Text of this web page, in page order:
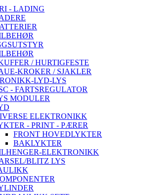
- LADING
/ HURTIGFESTE
KROKER / SJAKLER
LYD-LYS
- FARTSREGULATOR
MODULER
ELEKTRONIKK
- PRINT - PÆRER
FRONT HOVEDLYKTER
BAKLYKTER
ELEKTRONIKK
BLITZ LYS